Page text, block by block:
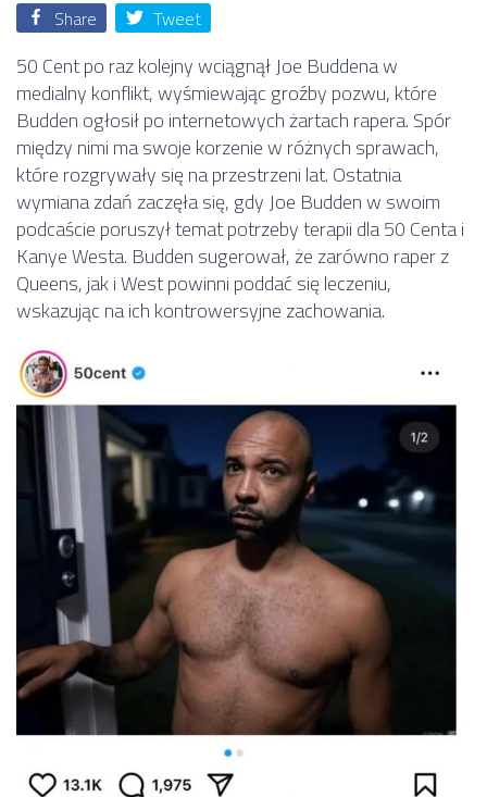
Share Tweet
50 Cent po raz kolejny wciągnął Joe Buddena w
medialny konflikt, wyśmiewając groźby pozwu, które
Budden ogłosił po internetowych żartach rapera. Spór
między nimi ma swoje korzenie w różnych sprawach,
które rozgrywały się na przestrzeni lat. Ostatnia
wymiana zdań zaczęła się, gdy Joe Budden w swoim
podcaście poruszył temat potrzeby terapii dla 50 Centa i
Kanye Westa. Budden sugerował, że zarówno raper z
Queens, jak i West powinni poddać się leczeniu,
wskazując na ich kontrowersyjne zachowania.